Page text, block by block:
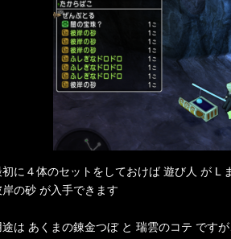
初に４体のセットをしておけば 遊び人 が L
岸の砂 が入手できます
途は あくまの錬金つぼ と 瑞雲のコテ です